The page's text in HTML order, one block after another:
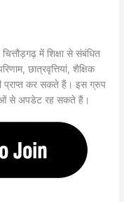
में शिक्षा से संबंधित
छात्रवृत्तियां, शैक्षिक
प्राप्त कर सकते हैं। इस ग्रुप
से अपडेट रह सकते हैं।